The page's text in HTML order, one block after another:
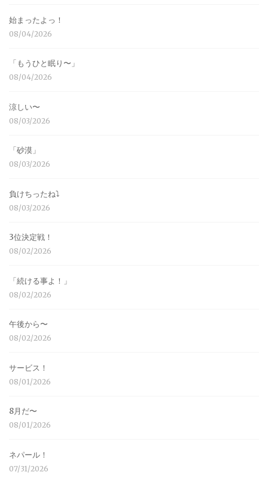
始まったよっ！
08/04/2026
「もうひと眠り〜」
08/04/2026
涼しい〜
08/03/2026
「砂漠」
08/03/2026
負けちったね⤵︎
08/03/2026
3位決定戦！
08/02/2026
「続ける事よ！」
08/02/2026
午後から〜
08/02/2026
サービス！
08/01/2026
8月だ〜
08/01/2026
ネパール！
07/31/2026